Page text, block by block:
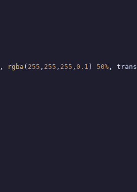
, rgba ( 255 , 255 , 255 , 0.1 ) 50% ,